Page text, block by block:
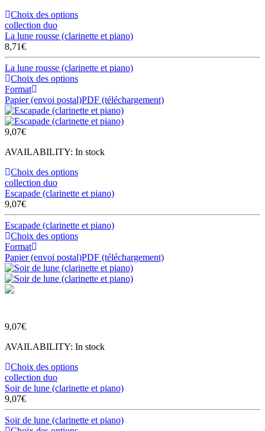
Choix des options
collection duo
La lune rousse (clarinette et piano)
8,71€
La lune rousse (clarinette et piano)
Choix des options
Format
Papier (envoi postal)PDF (téléchargement)
9,07€
AVAILABILITY: In stock
Choix des options
collection duo
Escapade (clarinette et piano)
9,07€
Escapade (clarinette et piano)
Choix des options
Format
Papier (envoi postal)PDF (téléchargement)
9,07€
AVAILABILITY: In stock
Choix des options
collection duo
Soir de lune (clarinette et piano)
9,07€
Soir de lune (clarinette et piano)